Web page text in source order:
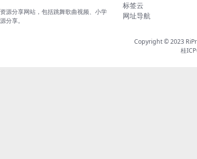
源分享网站，包括跳舞歌曲视频、小学
分享。
标签云
网址导航
Copyright © 2023
桂